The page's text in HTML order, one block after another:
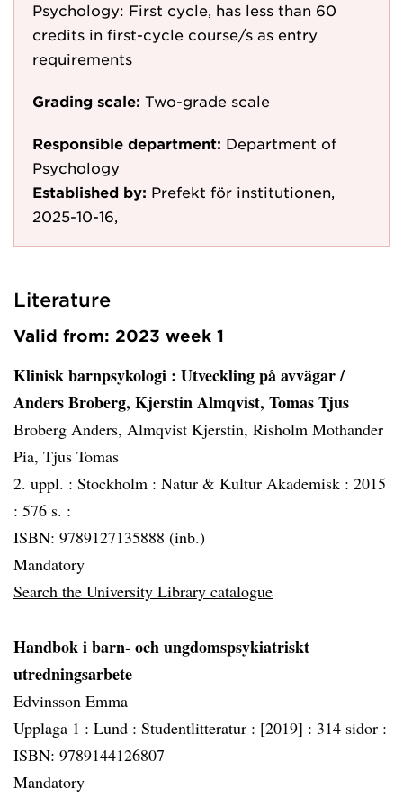
Psychology: First cycle, has less than 60
credits in first-cycle course/s as entry
requirements
Grading scale: Two-grade scale
Responsible department: Department of
Psychology
Established by: Prefekt för institutionen,
2025-10-16,
Literature
Valid from: 2023 week 1
Klinisk barnpsykologi : Utveckling på avvägar /
Anders Broberg, Kjerstin Almqvist, Tomas Tjus
Broberg Anders, Almqvist Kjerstin, Risholm Mothander
Pia, Tjus Tomas
2. uppl. : Stockholm : Natur & Kultur Akademisk : 2015
: 576 s. :
ISBN: 9789127135888 (inb.)
Mandatory
Search the University Library catalogue
Handbok i barn- och ungdomspsykiatriskt
utredningsarbete
Edvinsson Emma
Upplaga 1 : Lund : Studentlitteratur : [2019] : 314 sidor :
ISBN: 9789144126807
Mandatory